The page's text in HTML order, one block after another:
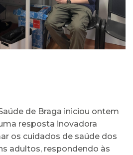
de Braga iniciou ontem
resposta inovadora
os cuidados de saúde dos
adultos, respondendo às